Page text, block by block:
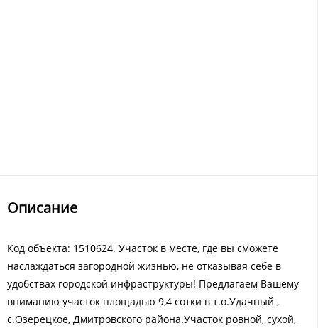
Описание
Код объекта: 1510624. Участок в месте, где вы сможете
наслаждаться загородной жизнью, не отказывая себе в
удобствах городской инфраструктуры! Предлагаем Вашему
вниманию участок площадью 9,4 сотки в т.о.Удачный ,
с.Озерецкое, Дмитровского района.Участок ровной, сухой,